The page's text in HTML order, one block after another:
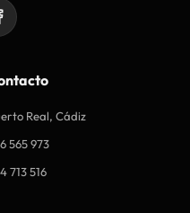
Real, Cádiz
565 973
713 516